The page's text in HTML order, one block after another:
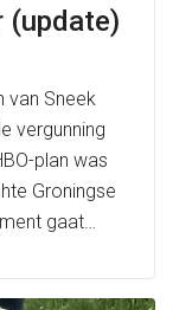
(update)
van Sneek
vergunning
plan was
Groningse
gaat…